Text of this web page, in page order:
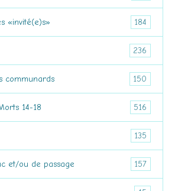
«invité(e)s» 184
236
communards 150
14-18 516
135
et/ou de passage 157